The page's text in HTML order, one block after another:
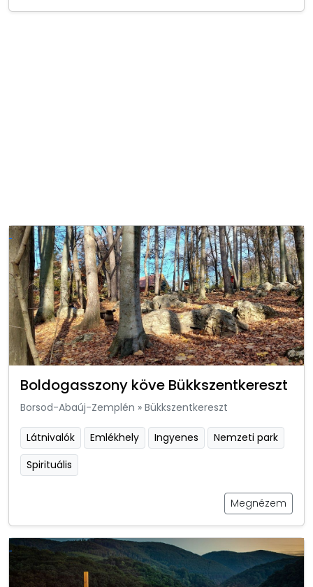
Boldogasszony köve Bükkszentkereszt
Borsod-Abaúj-Zemplén » Bükkszentkereszt
Látnivalók Emlékhely Ingyenes
Nemzeti park
Spirituális
Megnézem